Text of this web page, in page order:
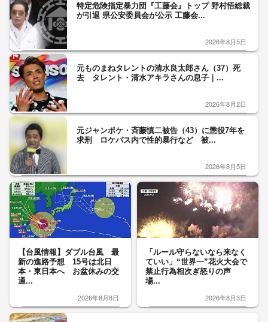
特定危険指定暴力団『工藤会』トップ 野村悟総裁
が引退 県公安委員会が公示 工藤会...
2026年8月5日
元ものまねタレントの清水良太郎さん（37）死
去 タレント・清水アキラさんの息子｜...
2026年8月2日
元ジャンポケ・斉藤慎二被告（43）に懲役7年を
求刑 ロケバス内で性的暴行など 被...
2026年8月5日
【台風情報】ダブル台風 最
新の進路予想 15号は北日
本・東日本へ お盆休みの交
通...
2026年8月8日
「ルール守らないなら来なく
ていい」“世界一”花火大会で
禁止行為相次ぎ怒りの声
場...
2026年8月3日